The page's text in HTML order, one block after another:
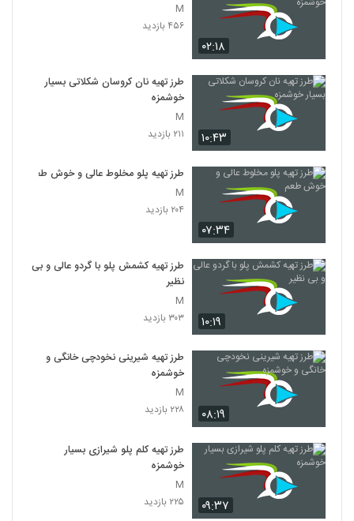
۰۲:۱۸
M
۴۵۶ بازدید
۱۰:۴۳
طرز تهیه نان کروسان شکلاتی بسیار
خوشمزه
M
۲۱۱ بازدید
۰۷:۳۴
طرز تهیه پلو مخلوط عالی و خوش طعم
M
۲۰۴ بازدید
۱۰:۱۹
طرز تهیه کشمش پلو با گردو عالی و بی
نظیر
M
۳۰۳ بازدید
۰۸:۱۹
طرز تهیه شیرینی نخودچی خانگی و
خوشمزه
M
۲۲۸ بازدید
۰۹:۳۷
طرز تهیه کلم پلو شیرازی بسیار
خوشمزه
M
۲۲۵ بازدید